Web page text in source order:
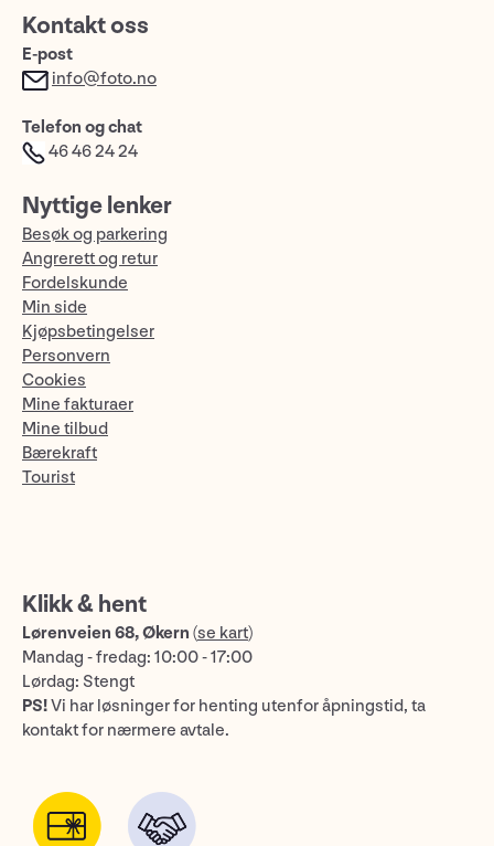
Kontakt oss
E-post
info@foto.no
Telefon og chat
46 46 24 24
Nyttige lenker
Besøk og parkering
Angrerett og retur
Fordelskunde
Min side
Kjøpsbetingelser
Personvern
Cookies
Mine fakturaer
Mine tilbud
Bærekraft
Tourist
Klikk & hent
Lørenveien 68, Økern (se kart)
Mandag - fredag: 10:00 - 17:00
Lørdag: Stengt
PS!Vi har løsninger for henting utenfor åpningstid, ta
kontakt for nærmere avtale.